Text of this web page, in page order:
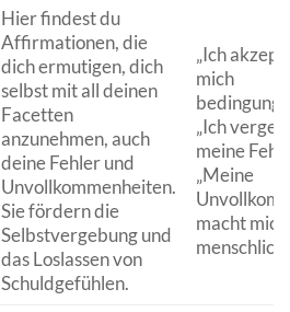
Hier findest du
Affirmationen, die
dich ermutigen, dich
selbst mit all deinen
Facetten
anzunehmen, auch
deine Fehler und
Unvollkommenheiten.
Sie fördern die
Selbstvergebung und
das Loslassen von
Schuldgefühlen.
„Ich
mich
„Ich
meine
„Meine
macht mich